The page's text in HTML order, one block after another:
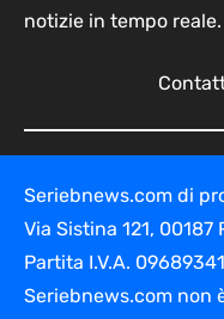
notizie in tempo reale.
Seriebnews.com di
Via Sistina 121, 00187
Partita I.V.A.
Seriebnews.com non